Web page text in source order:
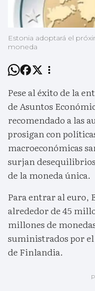
Estonia adoptará el
moneda
Pese al éxito de la
de Asuntos
recomendado a las
prosigan con
macroeconómicas
surjan
de la moneda única.
Para entrar al euro,
alrededor de 45
millones de
suministrados por
de Finlandia.